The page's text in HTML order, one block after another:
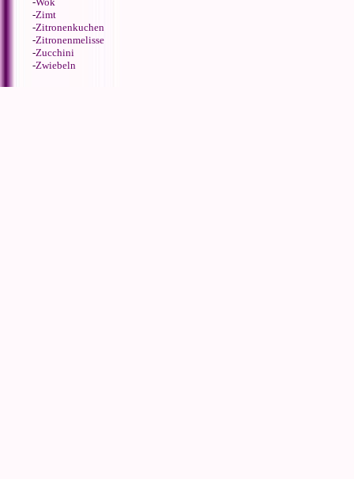
-Zimt
-Zitronenkuchen
-Zitronenmelisse
-Zucchini
-Zwiebeln